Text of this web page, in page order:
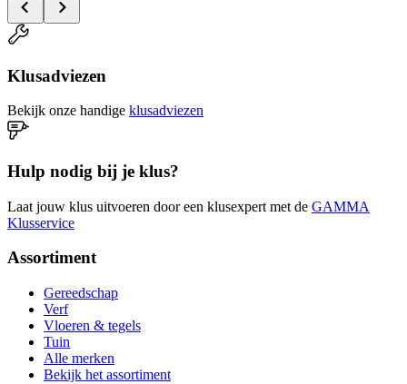
Klusadviezen
Bekijk onze handige klusadviezen
Hulp nodig bij je klus?
Laat jouw klus uitvoeren door een klusexpert met de GAMMA
Klusservice
Assortiment
Gereedschap
Verf
Vloeren & tegels
Tuin
Alle merken
Bekijk het assortiment